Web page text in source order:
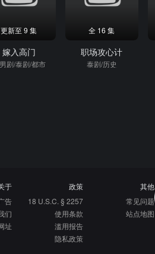
更新至 9 集
嫁入高门
剧/泰剧/都市
全 16 集
职场攻心计
泰剧/历史
于
告
们
址
政策
18 U.S.C. § 2257
使用条款
滥用报告
隐私政策
其他
常见问题
站点地图